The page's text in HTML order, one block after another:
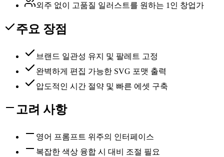
외주 없이 고품질 일러스트를 원하는 1인 창업가
주요 장점
브랜드 일관성 유지 및 팔레트 고정
완벽하게 편집 가능한 SVG 포맷 출력
압도적인 시간 절약 및 빠른 에셋 구축
고려 사항
영어 프롬프트 위주의 인터페이스
복잡한 색상 융합 시 대비 조절 필요